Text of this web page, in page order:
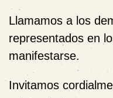
Llamamos a los
representados en
manifestarse.
Invitamos